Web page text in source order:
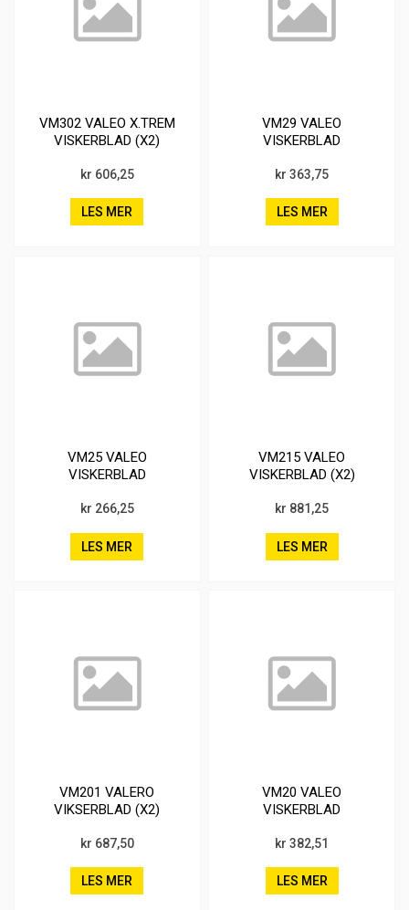
VM302 VALEO X.TREM
VISKERBLAD (X2)
kr 606,25
LES MER
VM29 VALEO
VISKERBLAD
kr 363,75
LES MER
VM25 VALEO
VISKERBLAD
kr 266,25
LES MER
VM215 VALEO
VISKERBLAD (X2)
kr 881,25
LES MER
VM201 VALERO
VIKSERBLAD (X2)
kr 687,50
LES MER
VM20 VALEO
VISKERBLAD
kr 382,51
LES MER